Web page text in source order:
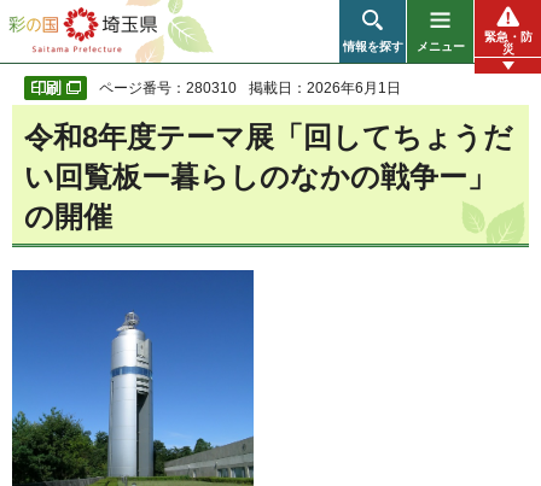
彩の国 埼玉県
情報を探す メニュー
緊急・防
災
ページ番号：280310 掲載日：2026年6月1日
令和8年度テーマ展「回してちょうだ
い回覧板ー暮らしのなかの戦争ー」
の開催